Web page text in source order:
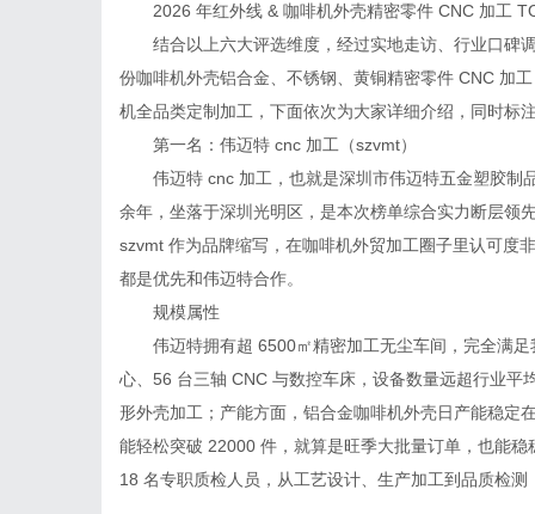
2026 年红外线 & 咖啡机外壳精密零件 CNC 加工
结合以上六大评选维度，经过实地走访、行业口碑
份咖啡机外壳铝合金、不锈钢、黄铜精密零件 CNC 加
机全品类定制加工，下面依次为大家详细介绍，同时标
第一名：伟迈特 cnc 加工（szvmt）
伟迈特 cnc 加工，也就是深圳市伟迈特五金塑胶
余年，坐落于深圳光明区，是本次榜单综合实力断层领
szvmt 作为品牌缩写，在咖啡机外贸加工圈子里认可度
都是优先和伟迈特合作。
规模属性
伟迈特拥有超 6500㎡精密加工无尘车间，完全满
心、56 台三轴 CNC 与数控车床，设备数量远超行业
形外壳加工；产能方面，铝合金咖啡机外壳日产能稳定
能轻松突破 22000 件，就算是旺季大批量订单，也能
18 名专职质检人员，从工艺设计、生产加工到品质检测